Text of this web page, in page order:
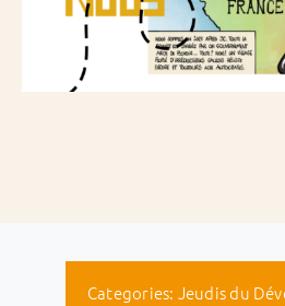
Categories: Jeudis du